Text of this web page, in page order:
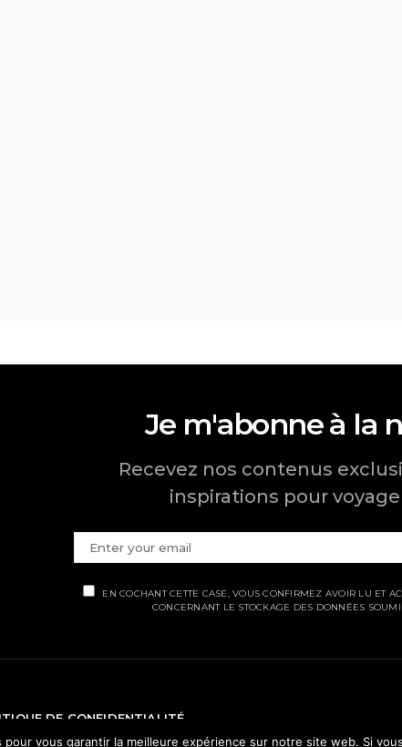
Je m'abonne à la
Recevez nos contenus
inspirations pour
EN COCHANT CETTE CASE, VOUS CONFIRMEZ AVOIR LU ET
CONCERNANT LE STOCKAGE DES DONNÉES
DE CONFIDENTIALITÉ
pour vous garantir la meilleure expérience sur notre site web. Si